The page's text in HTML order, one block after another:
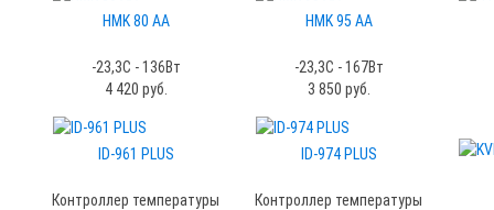
HMK 80 AA
-23,3С - 136Вт
4 420 руб.
HMK 95 AA
-23,3С - 167Вт
3 850 руб.
ID-961 PLUS
Контроллер температуры
ID-974 PLUS
Контроллер температуры